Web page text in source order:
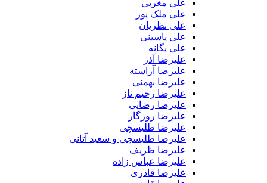
علی مغربی
علی ملک پور
علی نظریان
علی یاسینی
علی یگانه
علیرضا آذر
علیرضا آراسته
علیرضا بهمنی
علیرضا رحیم ناز
علیرضا رضایی
علیرضا روزگار
علیرضا طلیسچی
علیرضا طلیسچی و سعید آتانی
علیرضا ظریف
علیرضا عباس زاده
علیرضا قادری